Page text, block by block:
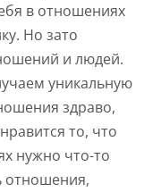
в отношениях
Но зато
и людей.
уникальную
здраво,
то, что
нужно что-то
отношения,